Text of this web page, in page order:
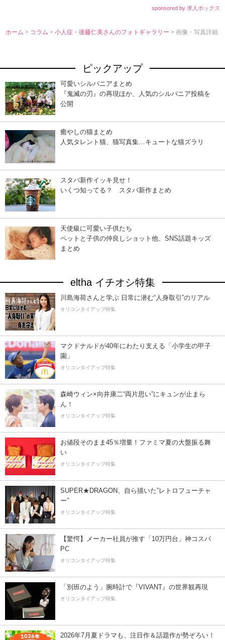
sponsored by 求人ボックス
ホーム > コラム>小人症・後藤仁美さんのフォトギャラリー> 画像・写真詳細
ピックアップ
可愛いシルバニアまとめ
『鬼滅の刃』の再現ほか、人気のシルバニア投稿を
公開
癒やしの猫まとめ
人気タレント猫、猫写真集…キュートな猫ズラリ
スタバ新作イッキ見せ！
いくつ知ってる？ スタバ新作まとめ
天使級に可愛い子供たち
ペットと子供の仲良しショット他、SNS話題キッズ
まとめ
eltha イチオシ特集
川島海荷さんと学ぶ 日常に潜む“人身取引”のリアル
オリコンタイアップ特集
マクドナルドが40年にわたり支える「小学生の甲子
園」
オリコンタイアップ特集
森崎ウィン×向井康二“両片思い”にキュンが止まら
ん！
オリコンタイアップ特集
お値段そのまま45％増量！ファミマ夏の大盤振る舞
い
オリコンタイアップ特集
SUPER★DRAGON、自ら描いた”レトロフューチャ
ー”
オリコンタイアップ特集
【驚愕】メーカー社員が推す「10万円台」神コスパ
PC
オリコンタイアップ特集
「別班のよう」腕時計で『VIVANT』の世界観再現
オリコンタイアップ特集
2026年7月夏ドラマも、注目作＆話題作が勢ぞろい！